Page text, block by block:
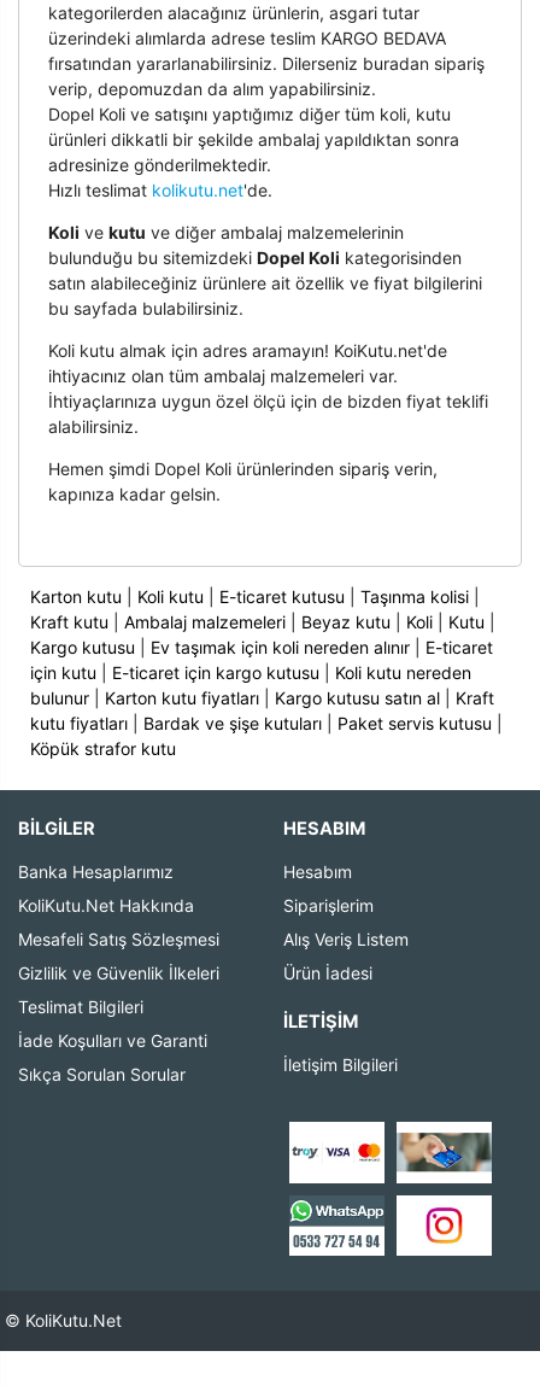
kategorilerden alacağınız ürünlerin, asgari tutar
üzerindeki alımlarda adrese teslim KARGO BEDAVA
fırsatından yararlanabilirsiniz. Dilerseniz buradan sipariş
verip, depomuzdan da alım yapabilirsiniz.
Dopel Koli ve satışını yaptığımız diğer tüm koli, kutu
ürünleri dikkatli bir şekilde ambalaj yapıldıktan sonra
adresinize gönderilmektedir.
Hızlı teslimat kolikutu.net'de.
Koli ve kutu ve diğer ambalaj malzemelerinin
bulunduğu bu sitemizdeki Dopel Koli kategorisinden
satın alabileceğiniz ürünlere ait özellik ve fiyat bilgilerini
bu sayfada bulabilirsiniz.
Koli kutu almak için adres aramayın! KoiKutu.net'de
ihtiyacınız olan tüm ambalaj malzemeleri var.
İhtiyaçlarınıza uygun özel ölçü için de bizden fiyat teklifi
alabilirsiniz.
Hemen şimdi Dopel Koli ürünlerinden sipariş verin,
kapınıza kadar gelsin.
Karton kutu Koli kutu E-ticaret kutusu Taşınma kolisi|
Kraft kutu
Ambalaj malzemeleri| Beyaz kutu Koli| Kutu
Kargo kutusu
Ev taşımak için koli nereden alınır| E-ticaret
için kutu
E-ticaret için kargo kutusu
Koli kutu nereden
bulunur| Karton kutu fiyatları| Kargo kutusu satın al| Kraft
kutu fiyatları| Bardak ve şişe kutuları| Paket servis kutusu
Köpük strafor kutu
BİLGİLER
Banka Hesaplarımız
KoliKutu.Net Hakkında
Mesafeli Satış Sözleşmesi
Gizlilik ve Güvenlik İlkeleri
Teslimat Bilgileri
İade Koşulları ve Garanti
Sıkça Sorulan Sorular
HESABIM
Hesabım
Siparişlerim
Alış Veriş Listem
Ürün İadesi
İLETIŞIM
İletişim Bilgileri
© KoliKutu.Net